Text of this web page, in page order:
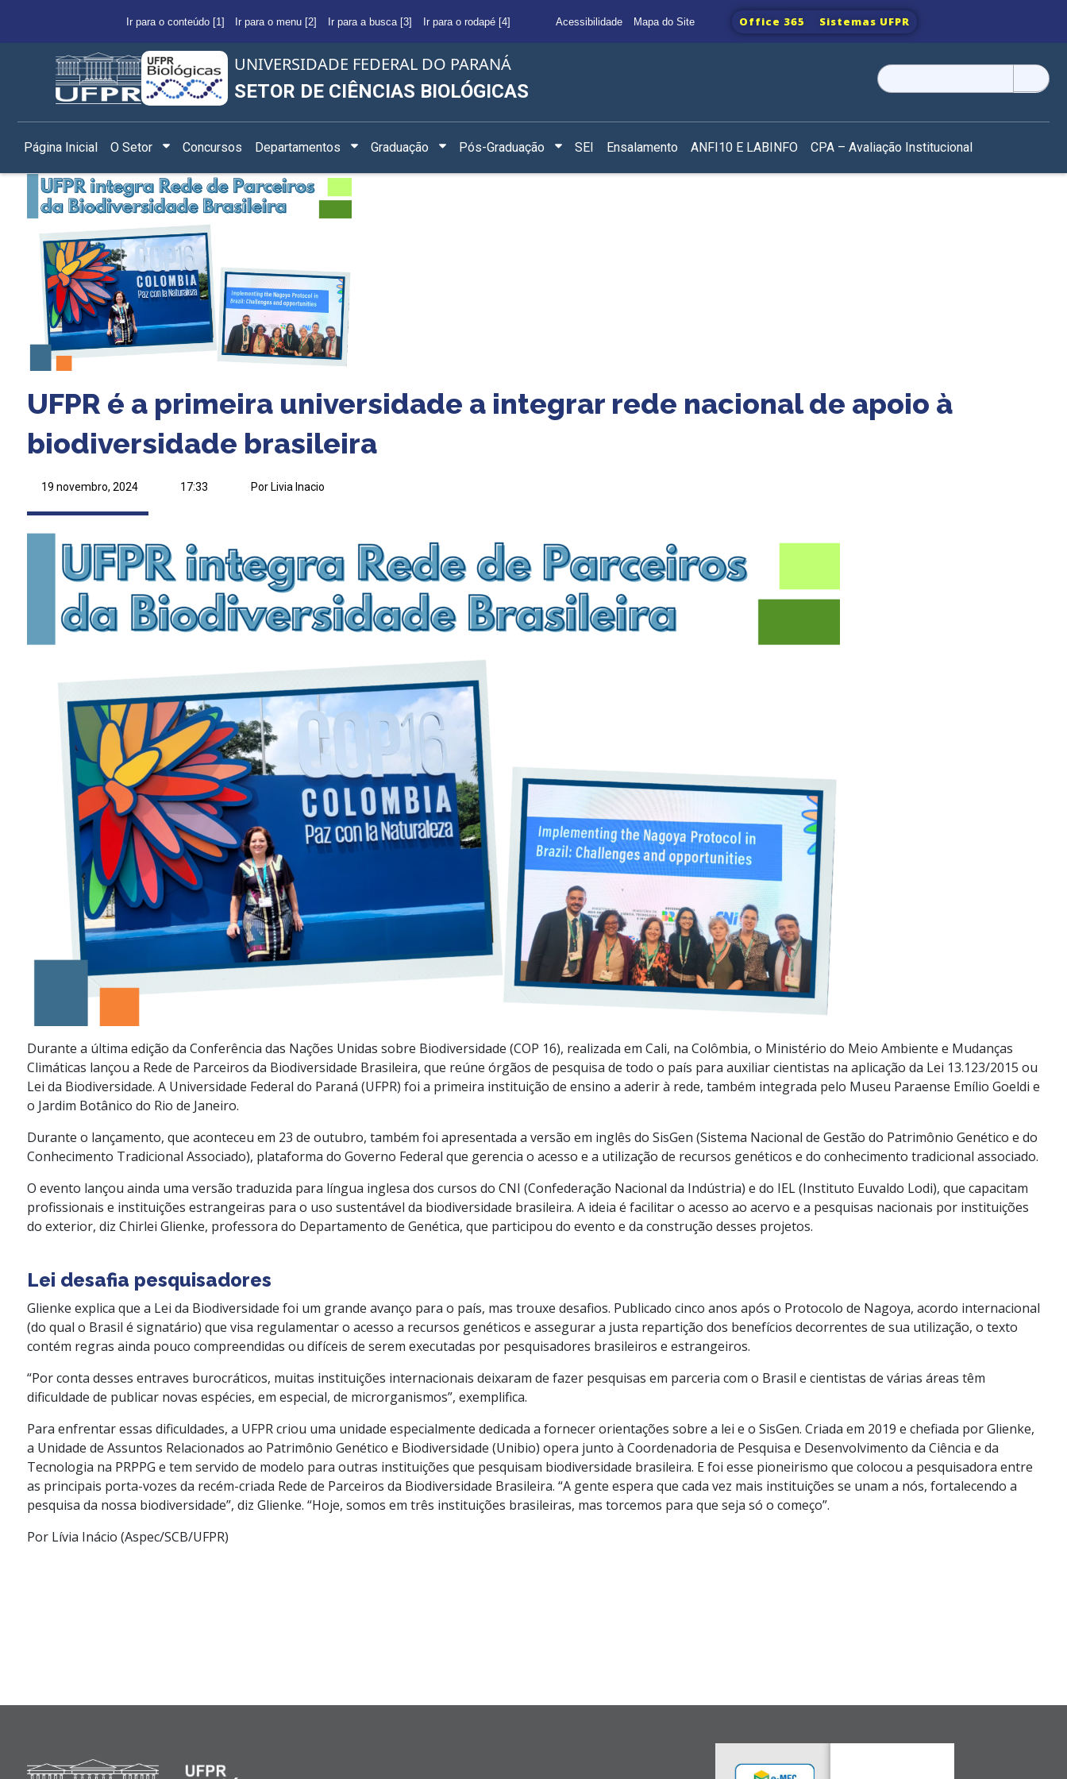
Ir para o conteúdo [1] Ir para o menu [2] Ir para a busca [3] Ir para o rodapé [4] Acessibilidade Mapa do Site Office 365 Sistemas UFPR
UNIVERSIDADE FEDERAL DO PARANÁ
SETOR DE CIÊNCIAS BIOLÓGICAS
Pesquisar
por:
Página Inicial O Setor Concursos Departamentos Graduação Pós-Graduação SEI Ensalamento ANFI10 E LABINFO CPA – Avaliação Institucional
UFPR é a primeira universidade a integrar rede nacional de apoio à
biodiversidade brasileira
19 novembro, 2024 17:33 Por Livia Inacio
Durante a última edição da Conferência das Nações Unidas sobre Biodiversidade (COP 16), realizada em Cali, na Colômbia, o Ministério do Meio Ambiente e Mudanças
Climáticas lançou a Rede de Parceiros da Biodiversidade Brasileira, que reúne órgãos de pesquisa de todo o país para auxiliar cientistas na aplicação da Lei 13.123/2015 ou
Lei da Biodiversidade. A Universidade Federal do Paraná (UFPR) foi a primeira instituição de ensino a aderir à rede, também integrada pelo Museu Paraense Emílio Goeldi e
o Jardim Botânico do Rio de Janeiro.
Durante o lançamento, que aconteceu em 23 de outubro, também foi apresentada a versão em inglês do SisGen (Sistema Nacional de Gestão do Patrimônio Genético e do
Conhecimento Tradicional Associado), plataforma do Governo Federal que gerencia o acesso e a utilização de recursos genéticos e do conhecimento tradicional associado.
O evento lançou ainda uma versão traduzida para língua inglesa dos cursos do CNI (Confederação Nacional da Indústria) e do IEL (Instituto Euvaldo Lodi), que capacitam
profissionais e instituições estrangeiras para o uso sustentável da biodiversidade brasileira. A ideia é facilitar o acesso ao acervo e a pesquisas nacionais por instituições
do exterior, diz Chirlei Glienke, professora do Departamento de Genética, que participou do evento e da construção desses projetos.
Lei desafia pesquisadores
Glienke explica que a Lei da Biodiversidade foi um grande avanço para o país, mas trouxe desafios. Publicado cinco anos após o Protocolo de Nagoya, acordo internacional
(do qual o Brasil é signatário) que visa regulamentar o acesso a recursos genéticos e assegurar a justa repartição dos benefícios decorrentes de sua utilização, o texto
contém regras ainda pouco compreendidas ou difíceis de serem executadas por pesquisadores brasileiros e estrangeiros.
“Por conta desses entraves burocráticos, muitas instituições internacionais deixaram de fazer pesquisas em parceria com o Brasil e cientistas de várias áreas têm
dificuldade de publicar novas espécies, em especial, de microrganismos”, exemplifica.
Para enfrentar essas dificuldades, a UFPR criou uma unidade especialmente dedicada a fornecer orientações sobre a lei e o SisGen. Criada em 2019 e chefiada por Glienke,
a Unidade de Assuntos Relacionados ao Patrimônio Genético e Biodiversidade (Unibio) opera junto à Coordenadoria de Pesquisa e Desenvolvimento da Ciência e da
Tecnologia na PRPPG e tem servido de modelo para outras instituições que pesquisam biodiversidade brasileira. E foi esse pioneirismo que colocou a pesquisadora entre
as principais porta-vozes da recém-criada Rede de Parceiros da Biodiversidade Brasileira. “A gente espera que cada vez mais instituições se unam a nós, fortalecendo a
pesquisa da nossa biodiversidade”, diz Glienke. “Hoje, somos em três instituições brasileiras, mas torcemos para que seja só o começo”.
Por Lívia Inácio (Aspec/SCB/UFPR)